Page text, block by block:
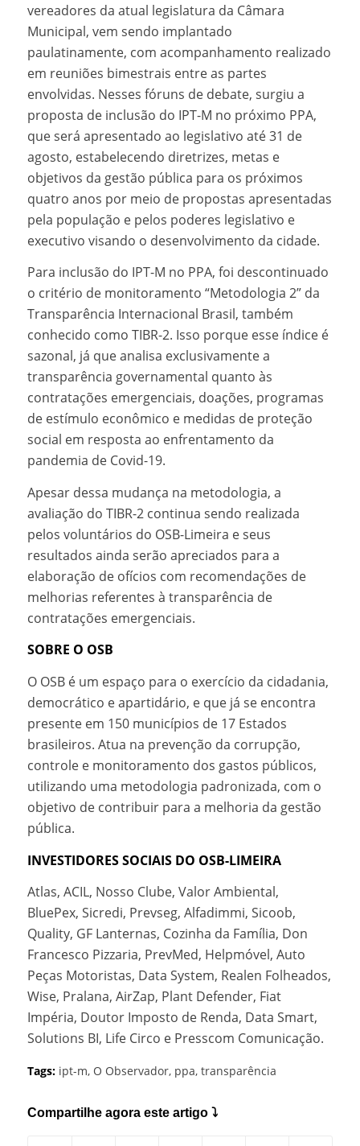
vereadores da atual legislatura da Câmara
Municipal, vem sendo implantado
paulatinamente, com acompanhamento realizado
em reuniões bimestrais entre as partes
envolvidas. Nesses fóruns de debate, surgiu a
proposta de inclusão do IPT-M no próximo PPA,
que será apresentado ao legislativo até 31 de
agosto, estabelecendo diretrizes, metas e
objetivos da gestão pública para os próximos
quatro anos por meio de propostas apresentadas
pela população e pelos poderes legislativo e
executivo visando o desenvolvimento da cidade.
Para inclusão do IPT-M no PPA, foi descontinuado
o critério de monitoramento “Metodologia 2” da
Transparência Internacional Brasil, também
conhecido como TIBR-2. Isso porque esse índice é
sazonal, já que analisa exclusivamente a
transparência governamental quanto às
contratações emergenciais, doações, programas
de estímulo econômico e medidas de proteção
social em resposta ao enfrentamento da
pandemia de Covid-19.
Apesar dessa mudança na metodologia, a
avaliação do TIBR-2 continua sendo realizada
pelos voluntários do OSB-Limeira e seus
resultados ainda serão apreciados para a
elaboração de ofícios com recomendações de
melhorias referentes à transparência de
contratações emergenciais.
SOBRE O OSB
O OSB é um espaço para o exercício da cidadania,
democrático e apartidário, e que já se encontra
presente em 150 municípios de 17 Estados
brasileiros. Atua na prevenção da corrupção,
controle e monitoramento dos gastos públicos,
utilizando uma metodologia padronizada, com o
objetivo de contribuir para a melhoria da gestão
pública.
INVESTIDORES SOCIAIS DO OSB-LIMEIRA
Atlas, ACIL, Nosso Clube, Valor Ambiental,
BluePex, Sicredi, Prevseg, Alfadimmi, Sicoob,
Quality, GF Lanternas, Cozinha da Família, Don
Francesco Pizzaria, PrevMed, Helpmóvel, Auto
Peças Motoristas, Data System, Realen Folheados,
Wise, Pralana, AirZap, Plant Defender, Fiat
Impéria, Doutor Imposto de Renda, Data Smart,
Solutions BI, Life Circo e Presscom Comunicação.
Tags: ipt-m, O Observador, ppa, transparência
Compartilhe agora este artigo ⤵